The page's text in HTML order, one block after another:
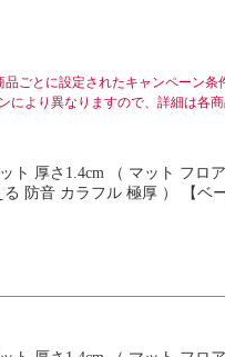
ごとに設定されたキャンペーン
より異なりますので、詳細は各
ト 厚さ1.4cm （ マット フ
防音 カラフル 極厚 ） 【ベー